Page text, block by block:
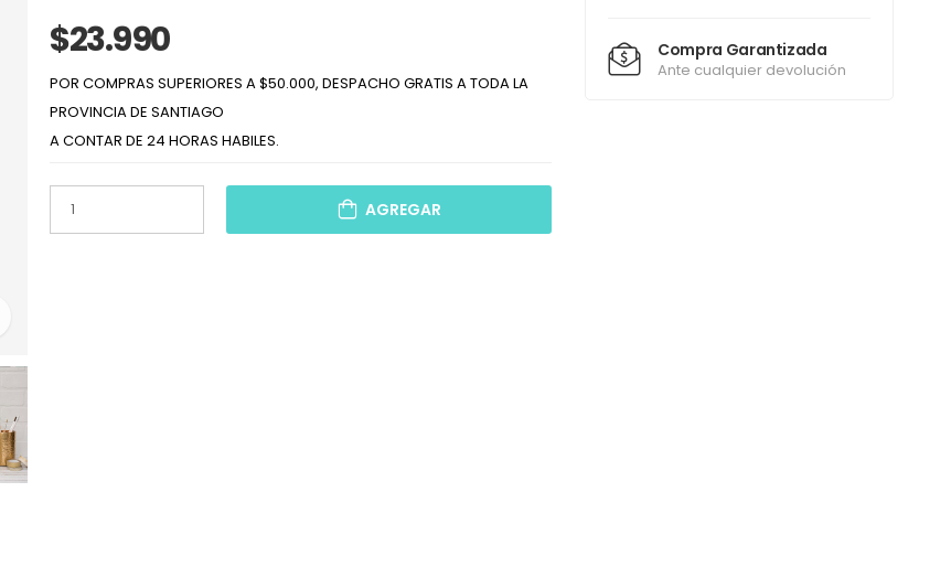
$23.990
POR COMPRAS SUPERIORES A $50.000, DESPACHO GRATIS A TODA LA
PROVINCIA DE SANTIAGO
A CONTAR DE 24 HORAS HABILES.
AGREGAR
Compra Garantizada
Ante cualquier devolución